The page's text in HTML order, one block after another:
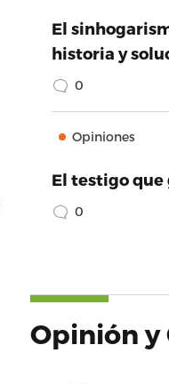
El
historia y
0
Opiniones
El testigo que
0
Opinión y